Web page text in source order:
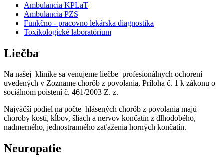
Ambulancia KPLaT
Ambulancia PZS
Funkčno - pracovno lekárska diagnostika
Toxikologické laboratórium
Liečba
Na našej klinike sa venujeme liečbe profesionálnych ochorení
uvedených v Zozname chorôb z povolania, Príloha č. 1 k zákonu o
sociálnom poistení č. 461/2003 Z. z.
Najväčší podiel na počte hlásených chorôb z povolania majú
choroby kostí, kĺbov, šliach a nervov končatín z dlhodobého,
nadmerného, jednostranného zaťaženia horných končatín.
Neuropatie